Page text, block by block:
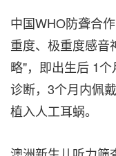
中国WHO防聋合
重度、极重度感音
略"，即出生后 1
诊断，3个月内佩
植入人工耳蜗。